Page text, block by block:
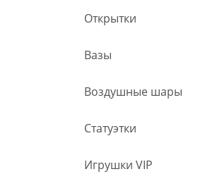
Открытки
Вазы
Воздушные шары
Статуэтки
Игрушки VIP